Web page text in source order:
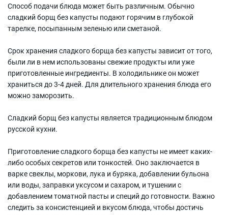
Способ подачи блюда может быть различным. Обычно
сладкий борщ без капусты подают горячим в глубокой
тарелке, посыпанным зеленью или сметаной.
Срок хранения сладкого борща без капусты зависит от того,
были ли в нем использованы свежие продукты или уже
приготовленные ингредиенты. В холодильнике он может
храниться до 3-4 дней. Для длительного хранения блюда его
можно заморозить.
Сладкий борщ без капусты является традиционным блюдом
русской кухни.
Приготовление сладкого борща без капусты не имеет каких-
либо особых секретов или тонкостей. Оно заключается в
варке свеклы, моркови, лука и буряка, добавлении бульона
или воды, заправки уксусом и сахаром, и тушении с
добавлением томатной пасты и специй до готовности. Важно
следить за консистенцией и вкусом блюда, чтобы достичь